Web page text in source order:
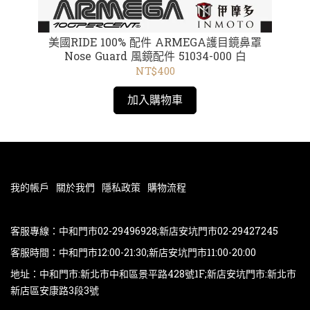
美國RIDE 100% 配件 ARMEGA護目鏡鼻罩
Nose Guard 風鏡配件 51034-000 白
NT$400
加入購物車
我的帳戶 關於我們 隱私政策 購物流程
客服專線：中和門市02-29496928;新店安坑門市02-29427245
客服時間：中和門市12:00-21:30;新店安坑門市11:00-20:00
地址：中和門市:新北市中和區景平路428號1F;新店安坑門市:新北市
新店區安康路3段3號